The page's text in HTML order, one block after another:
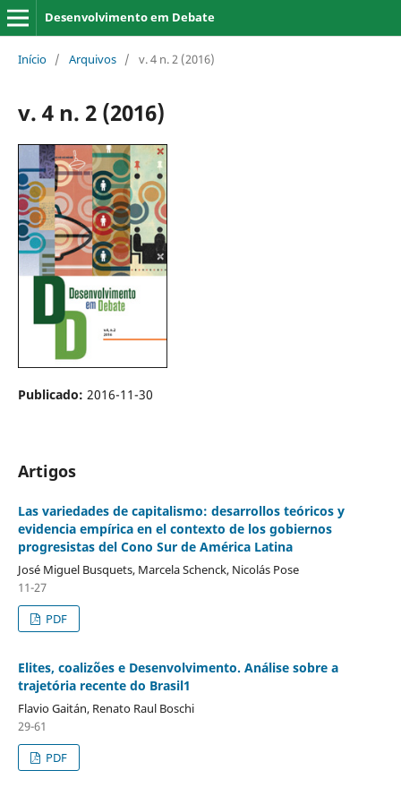
Desenvolvimento em Debate
Início / Arquivos / v. 4 n. 2 (2016)
v. 4 n. 2 (2016)
Publicado: 2016-11-30
Artigos
Las variedades de capitalismo: desarrollos teóricos y
evidencia empírica en el contexto de los gobiernos
progresistas del Cono Sur de América Latina
José Miguel Busquets, Marcela Schenck, Nicolás Pose
11-27
PDF
Elites, coalizões e Desenvolvimento. Análise sobre a
trajetória recente do Brasil1
Flavio Gaitán, Renato Raul Boschi
29-61
PDF